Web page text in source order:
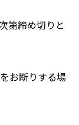
第締め切りと
お断りする場